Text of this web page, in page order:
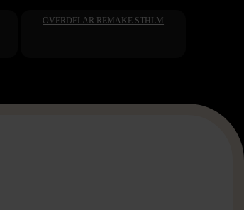
ÖVERDELAR REMAKE STHLM